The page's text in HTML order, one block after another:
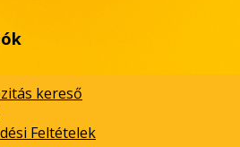
kereső
Feltételek